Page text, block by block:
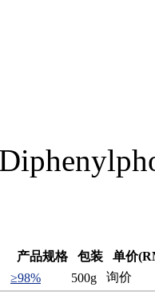
产品规格 包装
单价
≥98% 500g 询价